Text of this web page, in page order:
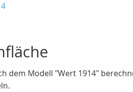
dem Modell "Wert 1914"